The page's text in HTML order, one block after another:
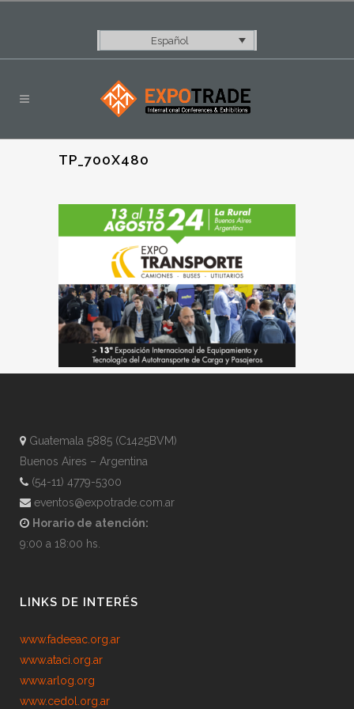
Español
TP_700X480
Guatemala 5885 (C1425BVM)
Buenos Aires – Argentina
(54-11) 4779-5300
eventos@expotrade.com.ar
Horario de atención:
9:00 a 18:00 hs.
LINKS DE INTERÉS
www.fadeeac.org.ar
www.ataci.org.ar
www.arlog.org
www.cedol.org.ar